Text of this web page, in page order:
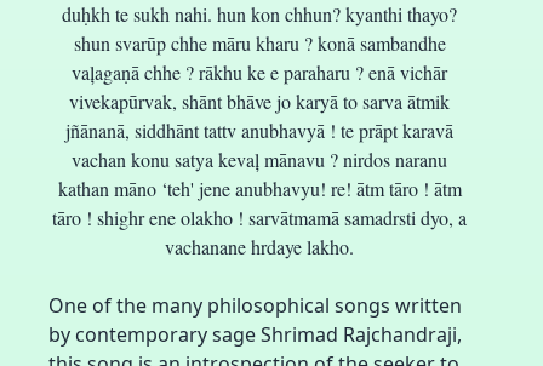
duḥkh te sukh nahi. hun kon chhun? kyanthi thayo?
shun svarūp chhe māru kharu ? konā sambandhe
vaļagaṇā chhe ? rākhu ke e paraharu ? enā vichār
vivekapūrvak, shānt bhāve jo karyā to sarva ātmik
jñānanā, siddhānt tattv anubhavyā ! te prāpt karavā
vachan konu satya kevaļ mānavu ? nirdos naranu
kathan māno ‘teh' jene anubhavyu! re! ātm tāro ! ātm
tāro ! shighr ene olakho ! sarvātmamā samadrsti dyo, a
vachanane hrdaye lakho.
One of the many philosophical songs written
by contemporary sage Shrimad Rajchandraji,